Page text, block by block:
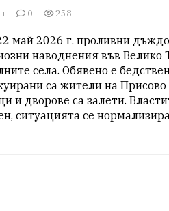
0 258
май 2026 г. проливни
наводнения във Велико
села. Обявено е
са жители на
и дворове са залети.
ситуацията се